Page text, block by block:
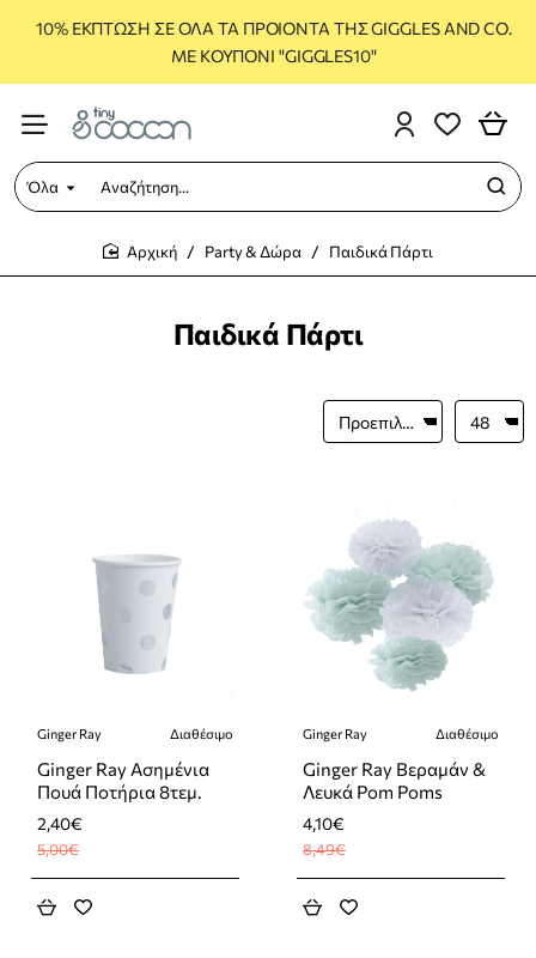
10% ΕΚΠΤΩΣΗ ΣΕ ΟΛΑ ΤΑ ΠΡΟΙΟΝΤΑ ΤΗΣ GIGGLES AND CO.
ΜΕ ΚΟΥΠΟΝΙ "GIGGLES10"
Όλα
Αναζήτηση...
Παιδικά Πάρτι
Party & Δώρα Παιδικά Πάρτι
-52%
Ginger Ray Διαθέσιμο
Ginger Ray Ασημένια
Πουά Ποτήρια 8τεμ.
2,40€
5,00€
-52%
Ginger Ray Διαθέσιμο
Ginger Ray Βεραμάν &
Λευκά Pom Poms
4,10€
8,49€